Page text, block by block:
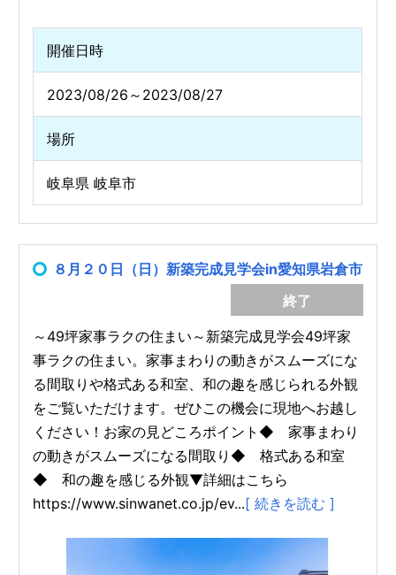
開催日時
2023/08/26～2023/08/27
場所
岐阜県 岐阜市
８月２０日（日）新築完成見学会in愛知県岩倉市
終了
～49坪家事ラクの住まい～新築完成見学会49坪家
事ラクの住まい。家事まわりの動きがスムーズにな
る間取りや格式ある和室、和の趣を感じられる外観
をご覧いただけます。ぜひこの機会に現地へお越し
ください！お家の見どころポイント◆ 家事まわり
の動きがスムーズになる間取り◆ 格式ある和室
◆ 和の趣を感じる外観▼詳細はこちら
https://www.sinwanet.co.jp/ev...[ 続きを読む ]